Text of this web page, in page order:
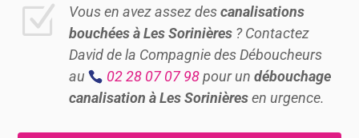
Z Vous en avez assez descanalisations
bouchées à Les Sorinières ? Contactez
David de la Compagnie des Déboucheurs
au
02 28 07 07 98pour undébouchage
canalisation à Les Sorinièresen urgence.